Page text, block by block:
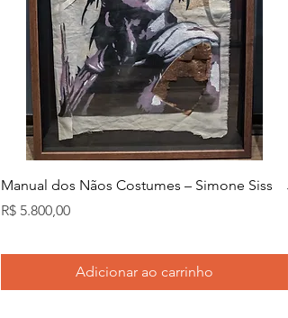
Manual dos Nãos Costumes – Simone Siss
Preço
R$ 5.800,00
Adicionar ao carrinho